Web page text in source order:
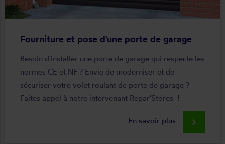
Fourniture et pose d'une porte de garage
Besoin d'installer une porte de garage qui respecte les
normes CE et NF ? Envie de moderniser et de
sécuriser votre volet roulant de porte de garage ?
Faites appel à notre intervenant Repar'Stores !
En savoir plus keyboard_arrow_right